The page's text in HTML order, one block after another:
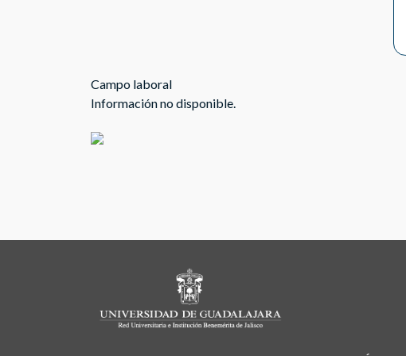
Campo laboral
Información no disponible.